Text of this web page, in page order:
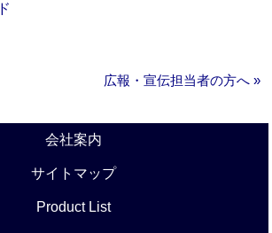
広報・宣伝担当者の方へ »
会社案内
サイトマップ
Product List